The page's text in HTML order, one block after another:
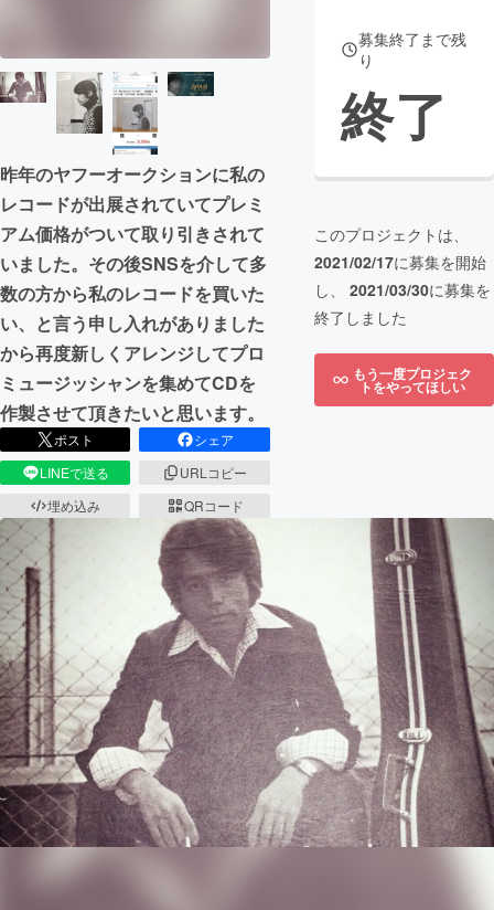
昨年のヤフーオークションに私の
レコードが出展されていてプレミ
アム価格がついて取り引きされて
いました。その後SNSを介して多
数の方から私のレコードを買いた
い、と言う申し入れがありました
から再度新しくアレンジしてプロ
ミュージッシャンを集めてCDを
作製させて頂きたいと思います。
ポスト
シェア
LINEで送る
URLコピー
埋め込み
QRコード
募集終了まで残
り
終了
このプロジェクトは、
2021/02/17に募集を開始
し、 2021/03/30に募集を
終了しました
もう一度プロジェク
トをやってほしい